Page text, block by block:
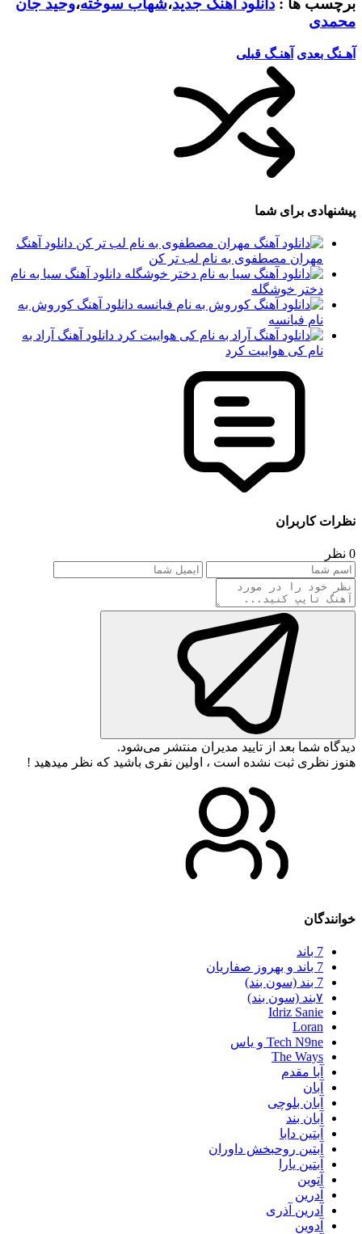
برچسب ها : دانلود آهنگ جدید،شهاب سوخته،وحید جان
محمدی
آهـنگ بعدی آهنـگ قبلی
پیشنهادی برای شما
دانلود آهنگ
مهران مصطفوی به نام لب تر کن
دانلود آهنگ سیا به نام
دختر خوشگله
دانلود آهنگ کوروش به
نام فیانسه
دانلود آهنگ آراد به
نام کی هواییت کرد
نظرات کاربران
0 نظر
دیدگاه شما بعد از تایید مدیران منتشر می‌شود.
هنوز نظری ثبت نشده است ، اولین نفری باشید که نظر میدهید !
خوانندگان
7 باند
7 باند و بهروز صفاریان
7 بند (سون بند)
۷بند (سون بند)
Idriz Sanie
Loran
Tech N9ne و یاس
The Ways
آبا مقدم
آبان
آبان بلوچی
آبان بند
آبتین دابا
آبتین روحبخش داوران
آبتین یارا
آتوین
آدرین
آدرین آذری
آدوین